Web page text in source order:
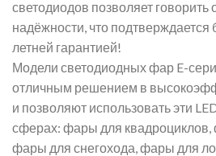
светодиодов позволяет
надёжности, что подтверждается
летней гарантией!
Модели светодиодных фар E-
отличным решением в
и позволяют использовать эти
сферах: фары для квадроциклов,
фары для снегохода, фары для